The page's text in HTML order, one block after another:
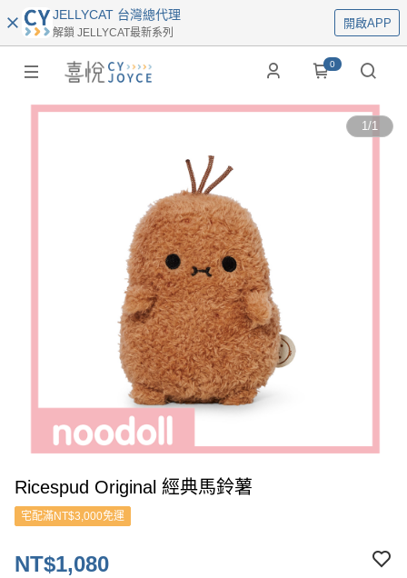
JELLYCAT 台灣總代理
解鎖 JELLYCAT最新系列
開啟APP
0
1/1
Ricespud Original 經典馬鈴薯
宅配滿NT$3,000免運
NT$1,080